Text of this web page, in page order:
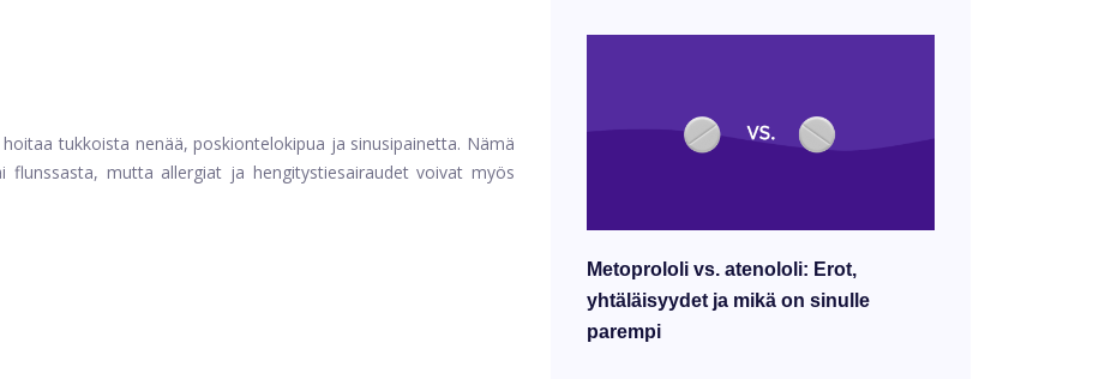
tukkoista nenää, poskiontelokipua ja sinusipainetta. Nämä
mutta allergiat ja hengitystiesairaudet voivat myös
Metoprololi vs. atenololi: Erot,
yhtäläisyydet ja mikä on sinulle
parempi